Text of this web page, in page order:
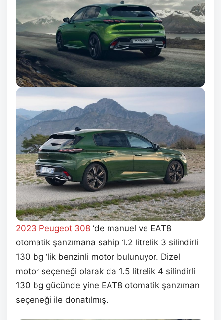
2023 Peugeot 308 ‘de manuel ve EAT8
otomatik şanzımana sahip 1.2 litrelik 3 silindirli
130 bg ‘lik benzinli motor bulunuyor. Dizel
motor seçeneği olarak da 1.5 litrelik 4 silindirli
130 bg gücünde yine EAT8 otomatik şanzıman
seçeneği ile donatılmış.